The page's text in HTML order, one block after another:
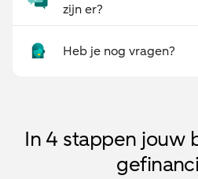
zijn er?
Heb je nog vragen?
In 4 stappen jouw